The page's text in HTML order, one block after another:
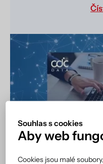
Souhlas s cookies
Aby web
Cookies jsou malé